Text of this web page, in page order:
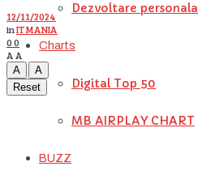
Dezvoltare personala
Charts
Digital Top 50
MB AIRPLAY CHART
BUZZ
12/11/2024
inIT MANIA
00
A A
A
A
Reset